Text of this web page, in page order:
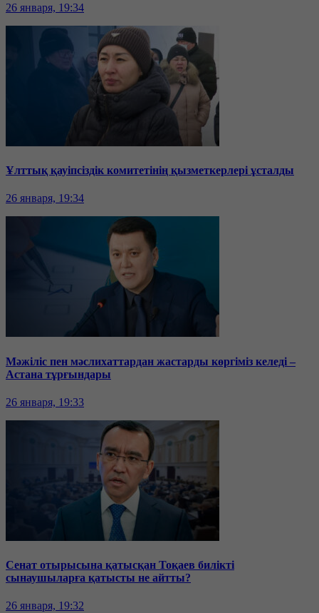
26 января, 19:34
Ұлттық қауіпсіздік комитетінің қызметкерлері ұсталды
26 января, 19:34
Мәжіліс пен мәслихаттардан жастарды көргіміз келеді –
Астана тұрғындары
26 января, 19:33
Сенат отырысына қатысқан Тоқаев билікті
сынаушыларға қатысты не айтты?
26 января, 19:32